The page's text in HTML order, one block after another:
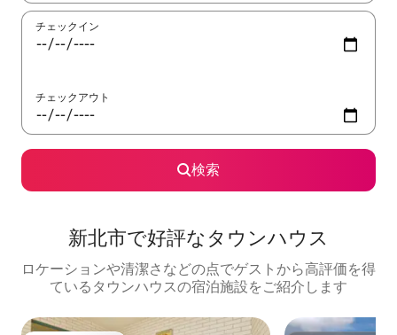
チェックイン
チェックアウト
検索
新北市で好評なタウンハウス
ロケーションや清潔さなどの点でゲストから高評価を得
ているタウンハウスの宿泊施設をご紹介します